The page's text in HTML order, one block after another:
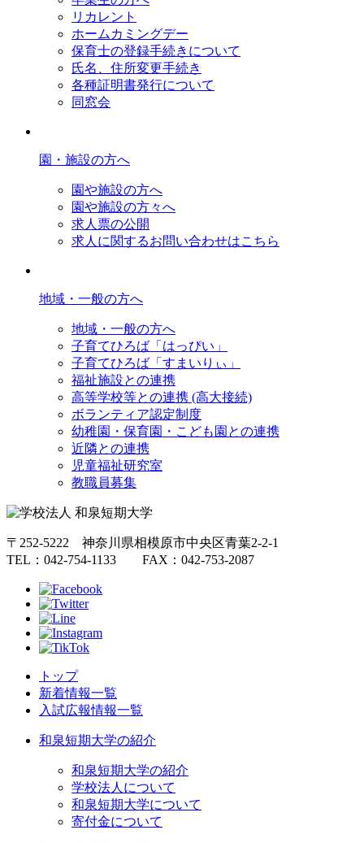
リカレント
ホームカミングデー
保育士の登録手続きについて
氏名、住所変更手続き
各種証明書発行について
同窓会
園・施設の方へ
園や施設の方へ
園や施設の方々へ
求人票の公開
求人に関するお問い合わせはこちら
地域・一般の方へ
地域・一般の方へ
子育てひろば「はっぴい」
子育てひろば「すまいりぃ」
福祉施設との連携
高等学校等との連携 (高大接続)
ボランティア認定制度
幼稚園・保育園・こども園との連携
近隣との連携
児童福祉研究室
教職員募集
〒252-5222 神奈川県相模原市中央区青葉2-2-1
TEL：042-754-1133 FAX：042-753-2087
トップ
新着情報一覧
入試広報情報一覧
和泉短期大学の紹介
和泉短期大学の紹介
学校法人について
和泉短期大学について
寄付金について